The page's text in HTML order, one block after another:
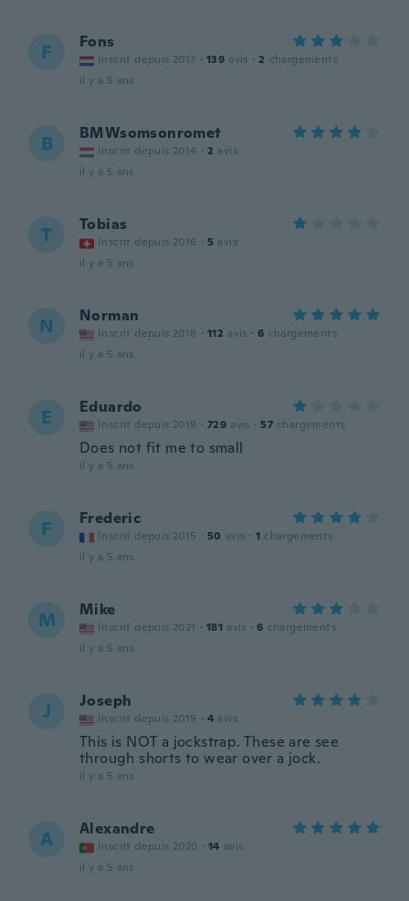
F Fons
Inscrit depuis 2017 · 139 avis · 2 chargements
il y a 5 ans
B BMWsomsonromet
Inscrit depuis 2014 · 2 avis
il y a 5 ans
T Tobias
Inscrit depuis 2016 · 5 avis
il y a 5 ans
N Norman
Inscrit depuis 2018 · 112 avis · 6 chargements
il y a 5 ans
E Eduardo
Inscrit depuis 2019 · 729 avis · 57 chargements
Does not fit me to small
il y a 5 ans
F Frederic
Inscrit depuis 2015 · 50 avis · 1 chargements
il y a 5 ans
M Mike
Inscrit depuis 2021 · 181 avis · 6 chargements
il y a 5 ans
J Joseph
Inscrit depuis 2019 · 4 avis
This is NOT a jockstrap. These are see
through shorts to wear over a jock.
il y a 5 ans
A Alexandre
Inscrit depuis 2020 · 14 avis
il y a 5 ans